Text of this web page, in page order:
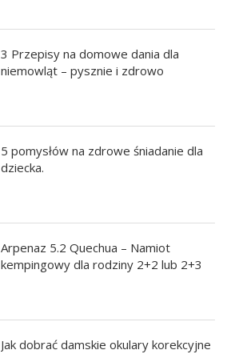
3 Przepisy na domowe dania dla
niemowląt – pysznie i zdrowo
5 pomysłów na zdrowe śniadanie dla
dziecka.
Arpenaz 5.2 Quechua – Namiot
kempingowy dla rodziny 2+2 lub 2+3
Jak dobrać damskie okulary korekcyjne